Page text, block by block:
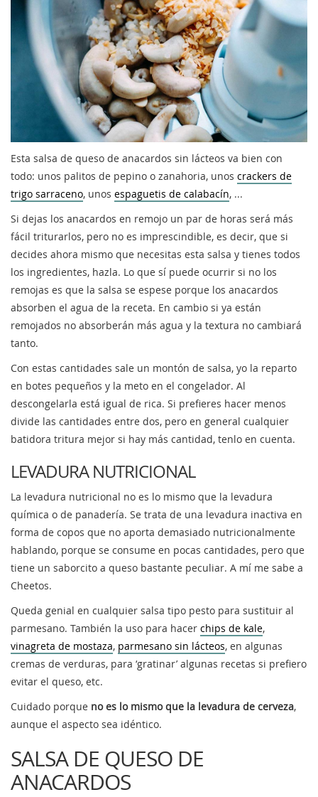
Esta salsa de queso de anacardos sin lácteos va bien con
todo: unos palitos de pepino o zanahoria, unos crackers de
trigo sarraceno, unos espaguetis de calabacín, ...
Si dejas los anacardos en remojo un par de horas será más
fácil triturarlos, pero no es imprescindible, es decir, que si
decides ahora mismo que necesitas esta salsa y tienes todos
los ingredientes, hazla. Lo que sí puede ocurrir si no los
remojas es que la salsa se espese porque los anacardos
absorben el agua de la receta. En cambio si ya están
remojados no absorberán más agua y la textura no cambiará
tanto.
Con estas cantidades sale un montón de salsa, yo la reparto
en botes pequeños y la meto en el congelador. Al
descongelarla está igual de rica. Si prefieres hacer menos
divide las cantidades entre dos, pero en general cualquier
batidora tritura mejor si hay más cantidad, tenlo en cuenta.
LEVADURA NUTRICIONAL
La levadura nutricional no es lo mismo que la levadura
química o de panadería. Se trata de una levadura inactiva en
forma de copos que no aporta demasiado nutricionalmente
hablando, porque se consume en pocas cantidades, pero que
tiene un saborcito a queso bastante peculiar. A mí me sabe a
Cheetos.
Queda genial en cualquier salsa tipo pesto para sustituir al
parmesano. También la uso para hacer chips de kale,
vinagreta de mostaza, parmesano sin lácteos, en algunas
cremas de verduras, para ‘gratinar’ algunas recetas si prefiero
evitar el queso, etc.
Cuidado porque no es lo mismo que la levadura de cerveza,
aunque el aspecto sea idéntico.
SALSA DE QUESO DE
ANACARDOS